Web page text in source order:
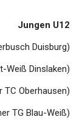
Jungen U12
Duisburg)
Weiß Dinslaken)
TC Oberhausen)
TG Blau-Weiß)